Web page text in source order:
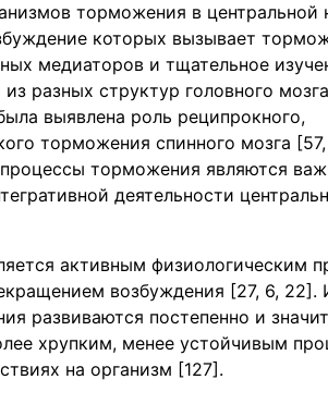
торможения в центральной
которых вызывает
медиаторов и тщательное
разных структур головного
выявлена роль реципрокного,
торможения спинного мозга
процессы торможения являются
деятельности
активным физиологическим
возбуждения [27, 6, 22].
развиваются постепенно и
хрупким, менее устойчивым
на организм [127].